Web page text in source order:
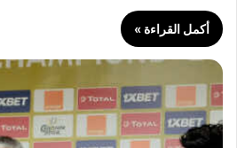
أكمل القراءة »